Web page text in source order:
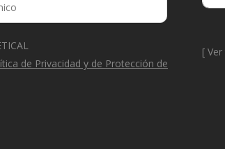
de Privacidad y de Protección de
[